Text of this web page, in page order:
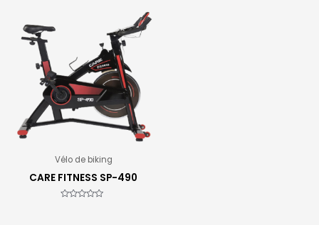
Vélo de biking
CARE FITNESS SP-490